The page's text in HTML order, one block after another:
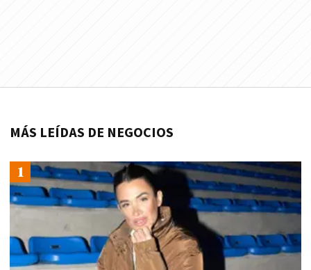
MÁS LEÍDAS DE NEGOCIOS